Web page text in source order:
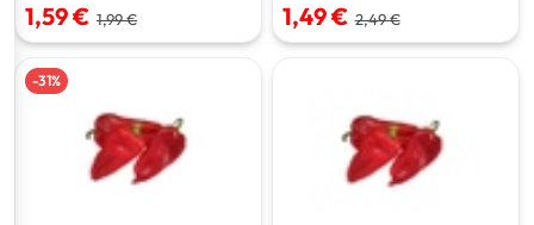
1,59 € 1,99 € 1,49 € 2,49 €
-31%